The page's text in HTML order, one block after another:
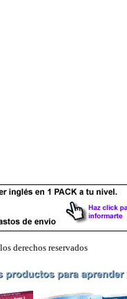
derechos reservados